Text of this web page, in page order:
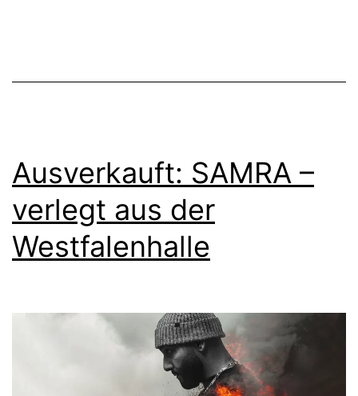
Ausverkauft: SAMRA –
verlegt aus der
Westfalenhalle